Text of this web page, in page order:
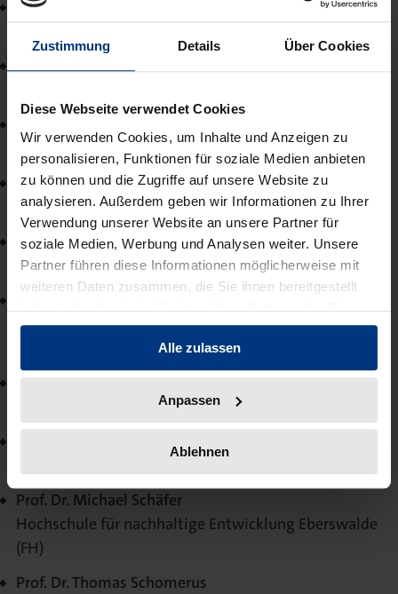
Zustimmung Details Über Cookies
Diese Webseite verwendet Cookies
Wir verwenden Cookies, um Inhalte und Anzeigen zu
personalisieren, Funktionen für soziale Medien anbieten
zu können und die Zugriffe auf unsere Website zu
analysieren. Außerdem geben wir Informationen zu Ihrer
Verwendung unserer Website an unsere Partner für
soziale Medien, Werbung und Analysen weiter. Unsere
Partner führen diese Informationen möglicherweise mit
weiteren Daten zusammen, die Sie ihnen bereitgestellt
haben oder die sie im Rahmen Ihrer Nutzung der Dienste
gesammelt haben.
Alle zulassen
Anpassen
Ablehnen
Prof. Dr. Lorenz Jarass
Prof. Dr. Siegfried Klaue
Universität zu Köln
Prof. Dr. Knut Werner Lange
Universität Bayreuth
RA Prof. Dr. Christoph Moench
Sammler Usinger Rechtsanwälte Berlin
Deutsche Universität für Veraltungswissenschaften
Prof. Dr. Johann-Christian Pielow
Ruhr-Universität Bochum
Prof. Dr. Michael Schäfer
Hochschule für nachhaltige Entwicklung Eberswalde
(FH)
Prof. Dr. Thomas Schomerus